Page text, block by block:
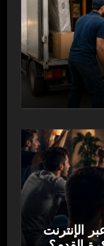
الإنترنت